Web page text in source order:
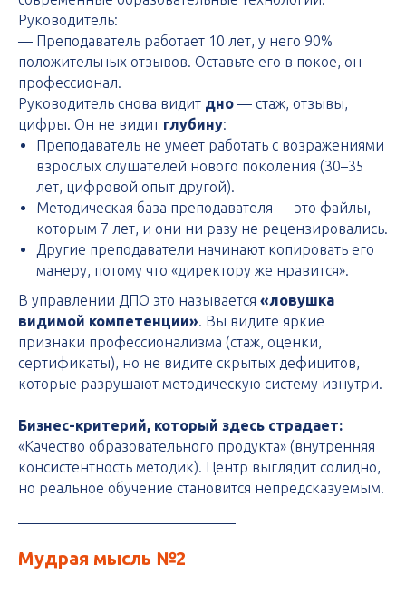
Руководитель:
— Преподаватель работает 10 лет, у него 90%
положительных отзывов. Оставьте его в покое, он
профессионал.
Руководитель снова видит дно — стаж, отзывы,
цифры. Он не видит глубину:
Преподаватель не умеет работать с возражениями
взрослых слушателей нового поколения (30–35
лет, цифровой опыт другой).
Методическая база преподавателя — это файлы,
которым 7 лет, и они ни разу не рецензировались.
Другие преподаватели начинают копировать его
манеру, потому что «директору же нравится».
В управлении ДПО это называется «ловушка
видимой компетенции». Вы видите яркие
признаки профессионализма (стаж, оценки,
сертификаты), но не видите скрытых дефицитов,
которые разрушают методическую систему изнутри.
Бизнес-критерий, который здесь страдает:
«Качество образовательного продукта» (внутренняя
консистентность методик). Центр выглядит солидно,
но реальное обучение становится непредсказуемым.
Мудрая мысль №2